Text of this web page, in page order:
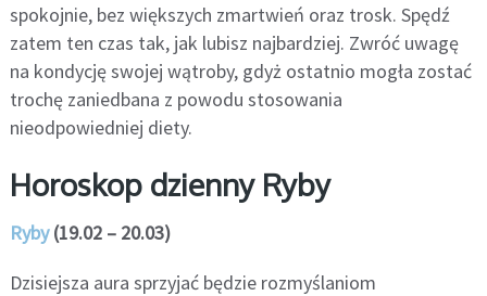
spokojnie, bez większych zmartwień oraz trosk. Spędź
zatem ten czas tak, jak lubisz najbardziej. Zwróć uwagę
na kondycję swojej wątroby, gdyż ostatnio mogła zostać
trochę zaniedbana z powodu stosowania
nieodpowiedniej diety.
Horoskop dzienny Ryby
Ryby(19.02 – 20.03)
Dzisiejsza aura sprzyjać będzie rozmyślaniom